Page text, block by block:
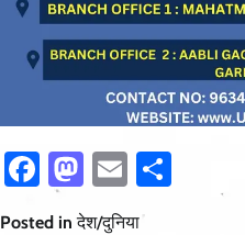
Facebook
Mastodon
Email
Posted inदेश/दुनिया